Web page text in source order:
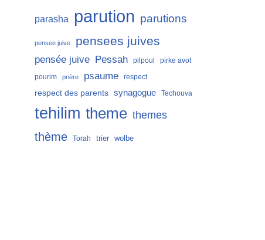
parasha parution parutions
pensee juive pensees juives
pensée juive Pessah pilpoul
pirke avot
pourim
prière psaume respect
respect des parents synagogue Techouva
tehilim theme themes
thème Torah trier wolbe